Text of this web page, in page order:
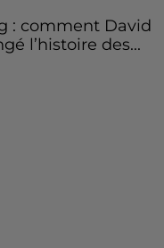
: comment David
l’histoire des...